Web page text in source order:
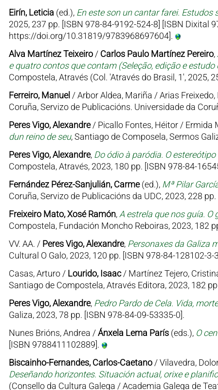
Eirín, Leticia (ed.), En este son un cantar farei.
2025, 237 pp. [ISBN 978-84-9192-524-8] [ISBN Dixital
https://doi.org/10.31819/9783968697604].
Alva Martínez Teixeiro/ Carlos Paulo Martínez Pereiro,
e quatro contos que contam (Seleção, edição e
Compostela, Através (Col. 'Através do Brasil, 1', 2025,
Ferreiro, Manuel / Arbor Aldea, Mariña / Arias
Coruña, Servizo de Publicacións. Universidade da
Peres Vigo, Alexandre/ Picallo Fontes, Héitor / Ermida
dun reino de seu, Santiago de Composela, Sermos
Peres Vigo, Alexandre, Do ódio à paródia. O
Compostela, Através, 2023, 180 pp. [ISBN 978-84-
Fernández Pérez-Sanjulián, Carme(ed.), Mª Pilar
Coruña, Servizo de Publicacións da UDC, 2023, 228
Freixeiro Mato, Xosé Ramón, A estrela que nos guía.
Compostela, Fundación Moncho Reboiras, 2023, 182
VV. AA. / Peres Vigo, Alexandre, Personaxes da Galiza
Cultural O Galo, 2023, 120 pp. [ISBN 978-84-128102-3-
Casas, Arturo / Lourido, Isaac/ Martínez Tejero,
Santiago de Compostela, Através Editora, 2023, 182
Peres Vigo, Alexandre, Pedro Pardo de Cela. Vida,
Galiza, 2023, 78 pp. [ISBN 978-84-09-53335-0].
Nunes Brións, Andrea /Ánxela Lema París(eds.), O
[ISBN 9788411102889].
Biscainho-Fernandes, Carlos-Caetano/ Vilavedra,
Deseñando horizontes. Situación actual, orixe e
(Consello da Cultura Galega / Academia Galega de